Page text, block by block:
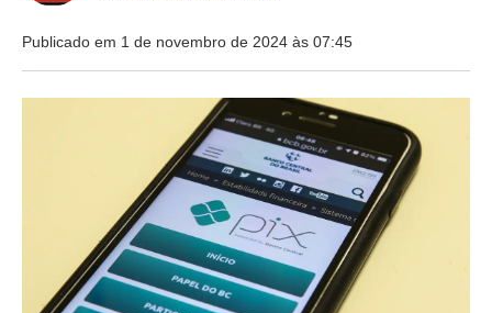
Publicado em 1 de novembro de 2024 às 07:45